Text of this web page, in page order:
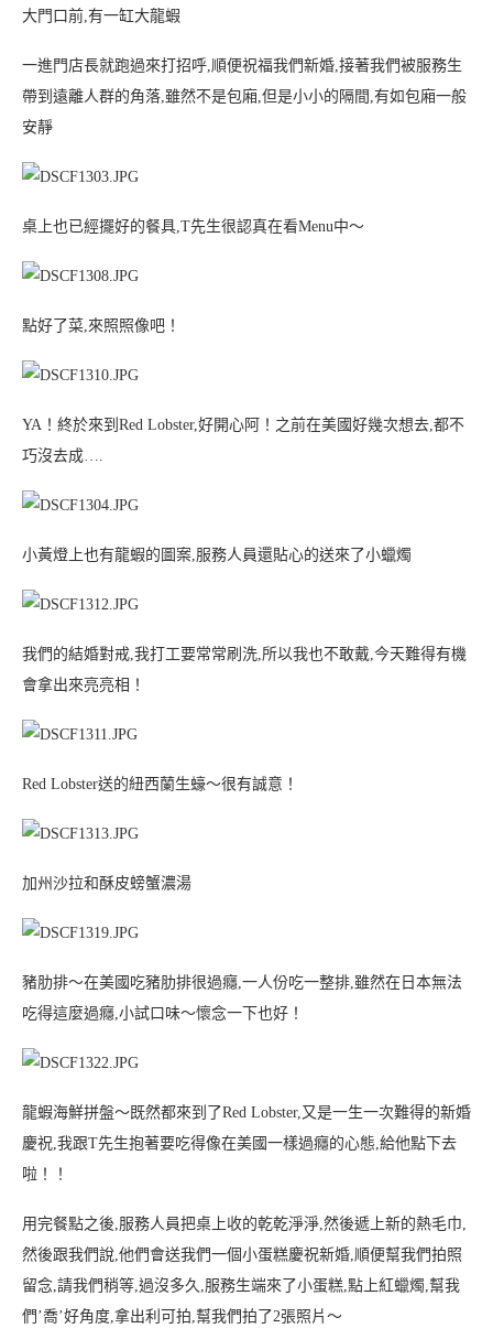
大門口前,有一缸大龍蝦
一進門店長就跑過來打招呼,順便祝福我們新婚,接著我們被服務生
帶到遠離人群的角落,雖然不是包廂,但是小小的隔間,有如包廂一般
安靜
桌上也已經擺好的餐具,T先生很認真在看Menu中～
點好了菜,來照照像吧！
YA！終於來到Red Lobster,好開心阿！之前在美國好幾次想去,都不
巧沒去成….
小黃燈上也有龍蝦的圖案,服務人員還貼心的送來了小蠟燭
我們的結婚對戒,我打工要常常刷洗,所以我也不敢戴,今天難得有機
會拿出來亮亮相！
Red Lobster送的紐西蘭生蠔～很有誠意！
加州沙拉和酥皮螃蟹濃湯
豬肋排～在美國吃豬肋排很過癮,一人份吃一整排,雖然在日本無法
吃得這麼過癮,小試口味～懷念一下也好！
龍蝦海鮮拼盤～既然都來到了Red Lobster,又是一生一次難得的新婚
慶祝,我跟T先生抱著要吃得像在美國一樣過癮的心態,給他點下去
啦！！
用完餐點之後,服務人員把桌上收的乾乾淨淨,然後遞上新的熱毛巾,
然後跟我們說,他們會送我們一個小蛋糕慶祝新婚,順便幫我們拍照
留念,請我們稍等,過沒多久,服務生端來了小蛋糕,點上紅蠟燭,幫我
們’喬’好角度,拿出利可拍,幫我們拍了2張照片～